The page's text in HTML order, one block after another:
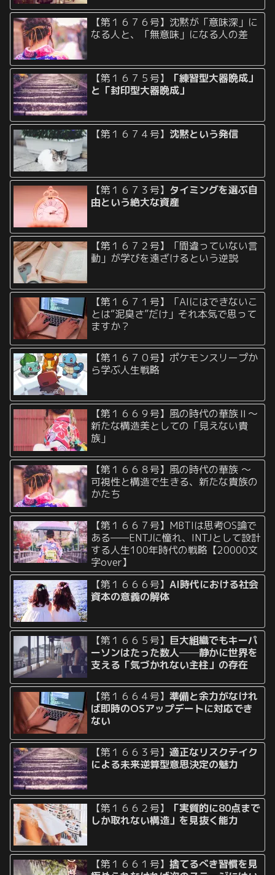
【第１６７６号】沈黙が「意味深」に
なる人と、「無意味」になる人の差
【第１６７５号】
「練習型大器晩成」
と「封印型大器晩成」
【第１６７４号】 沈黙という発信
【第１６７３号】 タイミングを選ぶ自
由という絶大な資産
【第１６７２号】「間違っていない言
動」が学びを遠ざけるという逆説
【第１６７１号】「AIにはできないこ
とは“泥臭さ”だけ」それ本気で思って
ますか？
【第１６７０号】ポケモンスリープか
ら学ぶ人生戦略
【第１６６９号】風の時代の華族Ⅱ〜
新たな構造美としての「見えない貴
族」
【第１６６８号】風の時代の華族 〜
可視性と構造で生きる、新たな貴族の
かたち
【第１６６７号】MBTIは思考OS論で
ある——ENTJに憧れ、INTJとして設計
する人生100年時代の戦略【20000文
字over】
【第１６６６号】AI時代における社会
資本の意義の解体
【第１６６５号】 巨大組織でもキーパ
ーソンはたった数人──静かに世界を
支える「気づかれない主柱」の存在
【第１６６４号】準備と余力がなけれ
ば即時のOSアップデートに対応でき
ない
【第１６６３号】適正なリスクテイク
による未来逆算型意思決定の魅力
【第１６６２号】
「実質的に80点まで
しか取れない構造」を見抜く能力
【第１６６１号】捨てるべき習慣を見